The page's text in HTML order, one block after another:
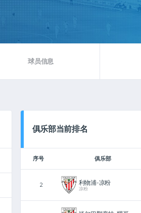
球员信息
俱乐部当前排名
序号 俱乐部
2 利物浦-凉粉
凉粉